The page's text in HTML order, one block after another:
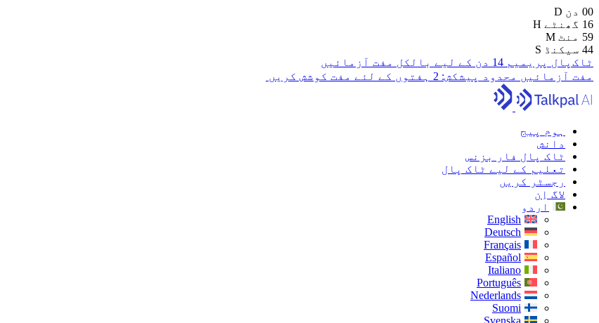
00 دن D
16 گھنٹے H
59 منٹ M
43 سیکنڈ S
ٹاک‌پال پریمیم 14 دن کے لیے بالکل مفت آزمائیں
مفت آزمائیں محدود پیشکش: 2 ہفتوں کے لئے مفت کوشش کریں
ہوم پیج
دانش
ٹاک پال فار بزنس
تعلیم کے لیے ٹاک پال
رجسٹر کریں
لاگ اِن
اردو
English
Deutsch
Français
Español
Italiano
Português
Nederlands
Suomi
Svenska